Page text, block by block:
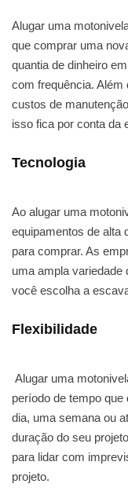
Alugar uma
que comprar uma
quantia de dinheiro
com frequência.
custos de
isso fica por conta da
Tecnologia
Ao alugar uma
equipamentos de alta
para comprar. As
uma ampla variedade
você escolha a
Flexibilidade
Alugar uma
período de tempo que
dia, uma semana ou
duração do seu
para lidar com
projeto.